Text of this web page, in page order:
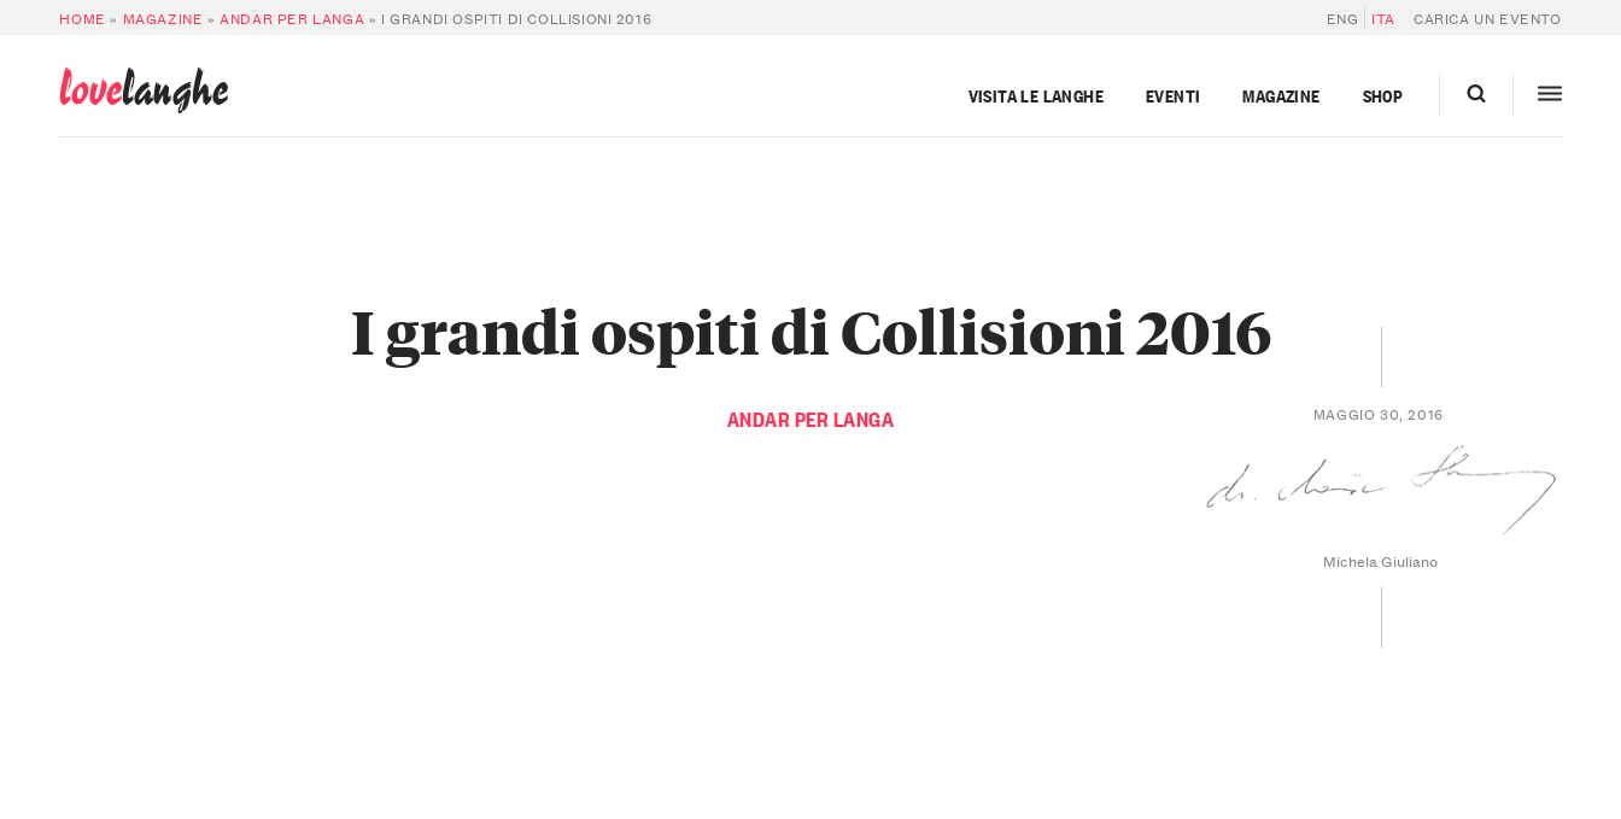
HOME » MAGAZINE »ANDAR PER LANGA » I GRANDI OSPITI DI COLLISIONI 2016 ENG ITA CARICA UN EVENTO
lovelanghe VISITA LE LANGHE EVENTI MAGAZINE SHOP
ANDAR PER LANGA
I grandi ospiti di Collisioni 2016
MAGGIO 30, 2016
Michela Giuliano